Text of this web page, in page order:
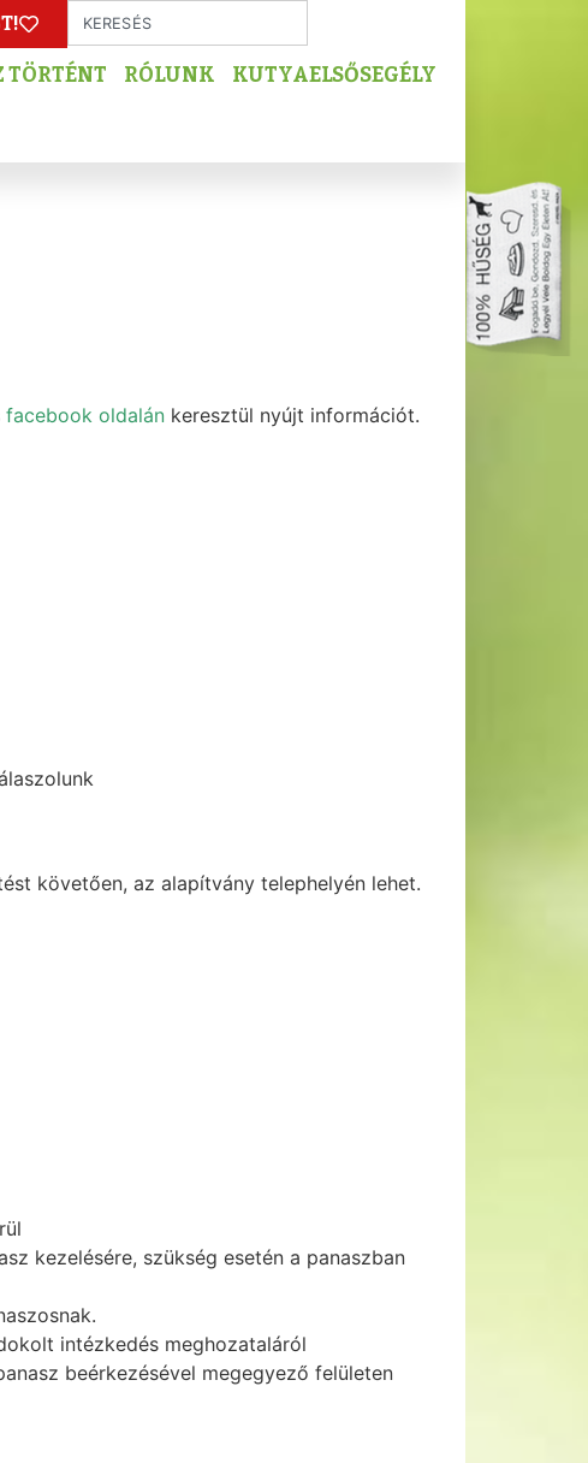
TÖRTÉNT RÓLUNK KUTYAELSŐSEGÉLY
facebook oldalán keresztül nyújt információt.
követően, az alapítvány telephelyén lehet.
kezelésére, szükség esetén a panaszban
intézkedés meghozataláról
beérkezésével megegyező felületen